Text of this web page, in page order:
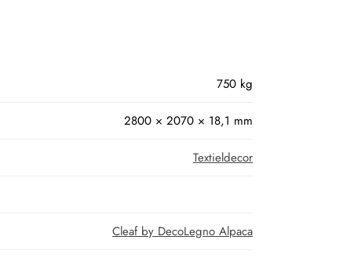
750 kg
2800 × 2070 × 18,1 mm
Textieldecor
Cleaf by DecoLegno Alpaca